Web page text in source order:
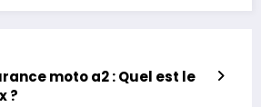
moto a2 : Quel est le
?